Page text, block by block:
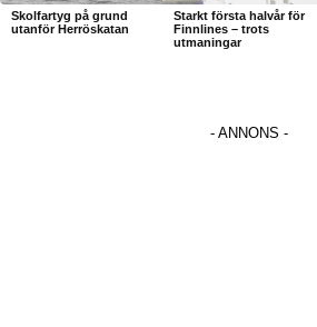
Skolfartyg på grund
utanför Herröskatan
Starkt första halvår för
Finnlines – trots
utmaningar